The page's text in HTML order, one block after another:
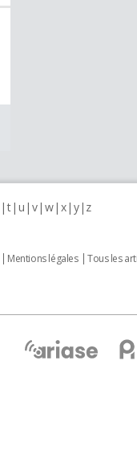
t u v w x y z
Mentions légales Tous les